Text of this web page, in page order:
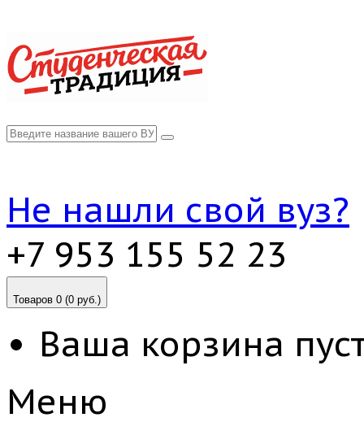
Не нашли свой вуз?
+7 953 155 52 23
Товаров 0 (0 руб.)
Ваша корзина
Меню